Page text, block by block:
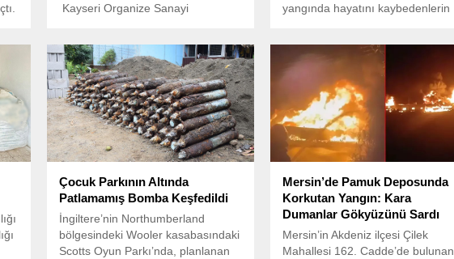
Kayseri Organize Sanayi
hayatını kaybetti. Yangın, kısa
sürede büyüyerek fabrikanın bir
bölümünü sardı.
yangında hayatını kaybedenlerin
Çocuk Parkının Altında
Patlamamış Bomba Keşfedildi
İngiltere’nin Northumberland
bölgesindeki Wooler kasabasındaki
Scotts Oyun Parkı’nda, planlanan
Mersin’de Pamuk Deposunda
Korkutan Yangın: Kara
Dumanlar Gökyüzünü Sardı
Mersin’in Akdeniz ilçesi Çilek
Mahallesi 162. Cadde’de bulunan